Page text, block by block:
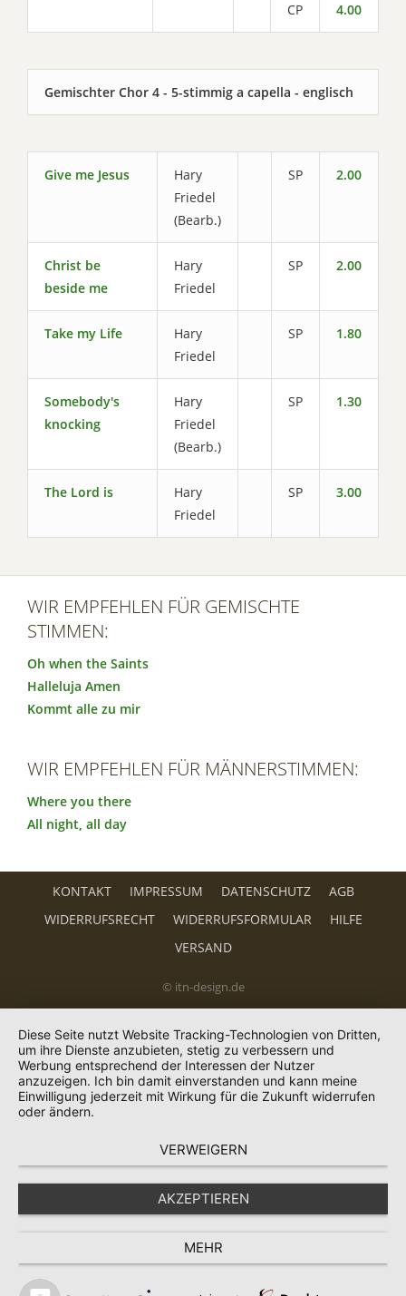
CP 4.00
Gemischter Chor 4 - 5-stimmig a capella - englisch
Give me Jesus
Hary
Friedel
(Bearb.)
SP 2.00
Christ be
beside me
Hary
Friedel
SP 2.00
Take my Life
Hary
Friedel
SP 1.80
Somebody's
knocking
Hary
Friedel
(Bearb.)
SP 1.30
The Lord is
Hary
Friedel
SP 3.00
WIR EMPFEHLEN FÜR GEMISCHTE
STIMMEN:
Oh when the Saints
Halleluja Amen
Kommt alle zu mir
WIR EMPFEHLEN FÜR MÄNNERSTIMMEN:
Where you there
All night, all day
KONTAKT IMPRESSUM DATENSCHUTZ
AGB
WIDERRUFSRECHT
WIDERRUFSFORMULAR
HILFE
VERSAND
© itn-design.de
Diese Seite nutzt Website Tracking-Technologien von Dritten,
um ihre Dienste anzubieten, stetig zu verbessern und
Werbung entsprechend der Interessen der Nutzer
anzuzeigen. Ich bin damit einverstanden und kann meine
Einwilligung jederzeit mit Wirkung für die Zukunft widerrufen
oder ändern.
VERWEIGERN
AKZEPTIEREN
MEHR